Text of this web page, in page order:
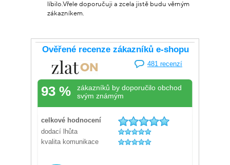
líbilo.Vřele doporučuji a zcela jistě budu věrným
zákazníkem.